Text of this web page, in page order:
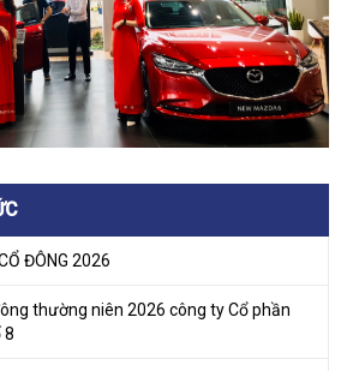
ĐÔNG 2026
thường niên 2026 công ty Cổ phần
8